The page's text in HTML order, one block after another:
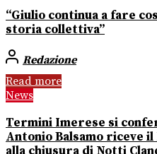
“Giulio continua a fare
storia collettiva”
Redazione
Read more
News
Termini Imerese si
Antonio Balsamo riceve